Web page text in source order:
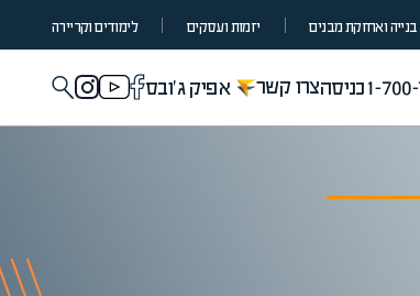
בנייה ואחזקת מבנים יזמות ועסקים לימודים וקריירה
1-כניסהצרו קשר אפיק ג'ובס